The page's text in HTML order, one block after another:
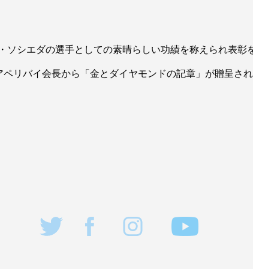
ソシエダの選手としての素晴らしい功績を称えられ表彰
リバイ会長から「金とダイヤモンドの記章」が贈呈され